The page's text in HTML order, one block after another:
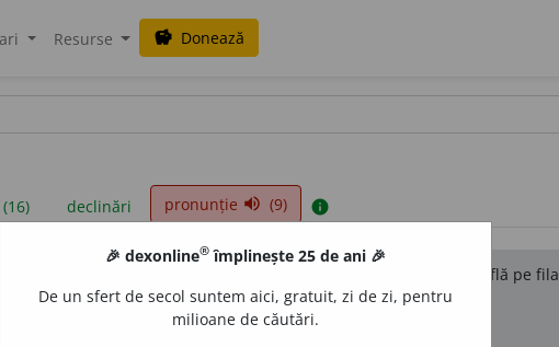
Resurse savings Donează
declinări pronunție volume_up (9) info
sunt compilate de echipa dexonline. Definițiile originale se află pe fila
reordona filele pe pagina depreferințe.
🎉 dexonline® împlinește 25 de ani 🎉
De un sfert de secol suntem aici, gratuit, zi de zi, pentru
milioane de căutări.